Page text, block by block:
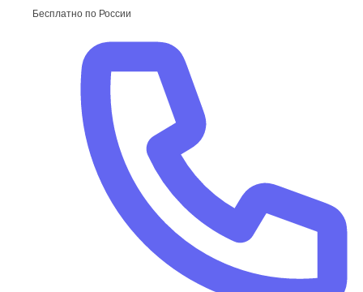
Бесплатно по России